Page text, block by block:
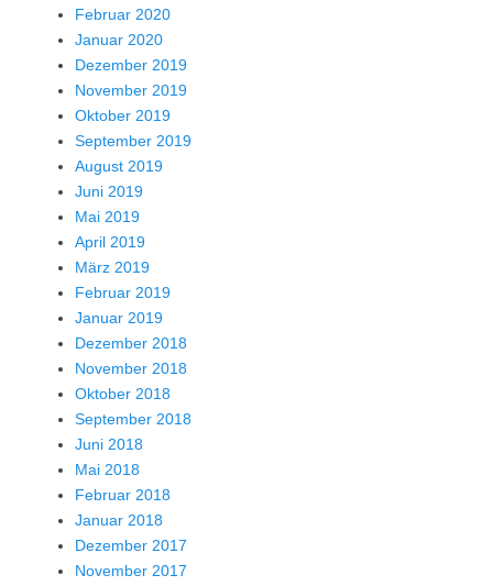
Februar 2020
Januar 2020
Dezember 2019
November 2019
Oktober 2019
September 2019
August 2019
Juni 2019
Mai 2019
April 2019
März 2019
Februar 2019
Januar 2019
Dezember 2018
November 2018
Oktober 2018
September 2018
Juni 2018
Mai 2018
Februar 2018
Januar 2018
Dezember 2017
November 2017